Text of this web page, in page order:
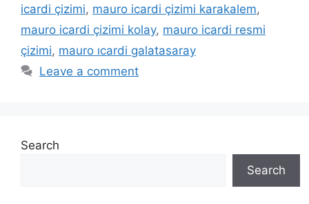
icardi çizimi, mauro icardi çizimi karakalem,
mauro icardi çizimi kolay, mauro icardi resmi
çizimi, mauro ıcardi galatasaray
Leave a comment
Search
Search